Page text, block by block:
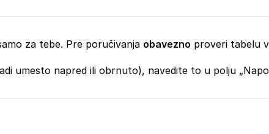
za tebe. Pre poručivanja obavezno proveri tabelu
umesto napred ili obrnuto), navedite to u polju